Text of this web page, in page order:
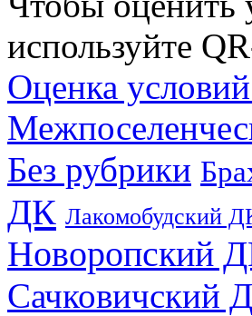
используйте
Оценка
Без рубрики
ДК Лакомобудский
Новоропский
Сачковичский